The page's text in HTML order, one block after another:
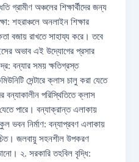
গ্রামীণ অঞ্চলের শিক্ষার্থীদের জন্য
শহরাঞ্চলে অনলাইন শিক্ষার
বজায় রাখতে সাহায্য করে। তবে
অভাব এই উদ্যোগের প্রসার
বন্যার সময় ক্ষতিগ্রস্ত
সেন্টারে ক্লাস চালু করা যেতে
বন্যাকালীন পরিস্থিতিতে ক্লাস
পারে। বন্যাক্রান্ত এলাকায়
ভবন নির্মাণ: বন্যাপ্রবণ এলাকায়
জলবায়ু সহনশীল উপকরণ
২. সরকারি তহবিল বৃদ্ধি: